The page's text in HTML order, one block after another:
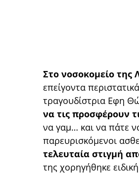
Στο νοσοκομείο
επείγοντα
τραγουδίστρια Εφη
να τις προσφέρουν
να γαμ… και να πάτε
παρευρισκόμενοι
τελευταία στιγμή
της χορηγήθηκε